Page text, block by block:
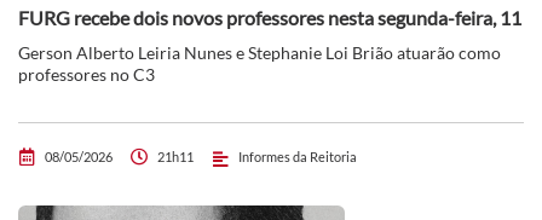
FURG recebe dois novos professores nesta segunda-feira, 11
Gerson Alberto Leiria Nunes e Stephanie Loi Brião atuarão como
professores no C3
08/05/2026 21h11 Informes da Reitoria